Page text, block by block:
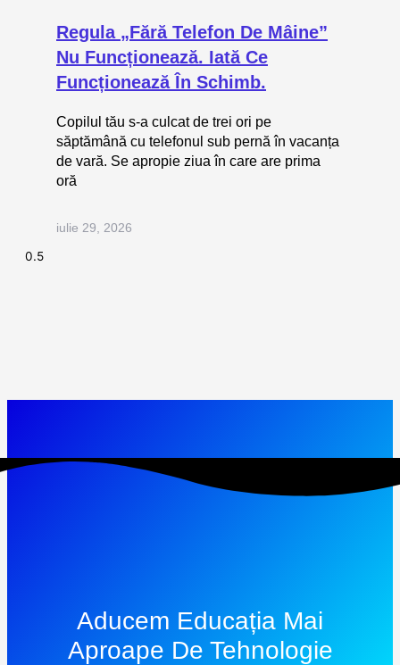
Regula „fără Telefon De Mâine”
Nu Funcționează. Iată Ce
Funcționează În Schimb.
Copilul tău s-a culcat de trei ori pe
săptămână cu telefonul sub pernă în vacanța
de vară. Se apropie ziua în care are prima
oră
iulie 29, 2026
Aducem Educația Mai
Aproape De Tehnologie